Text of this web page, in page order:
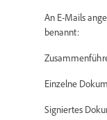
An E-Mails
benannt:
Einzelne
Signiertes